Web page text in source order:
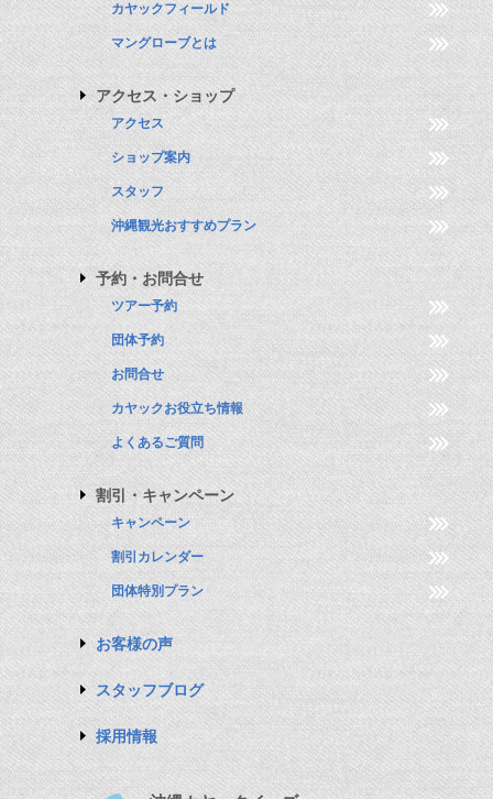
カヤックフィールド
マングローブとは
アクセス・ショップ
アクセス
ショップ案内
スタッフ
沖縄観光おすすめプラン
予約・お問合せ
ツアー予約
団体予約
お問合せ
カヤックお役立ち情報
よくあるご質問
割引・キャンペーン
キャンペーン
割引カレンダー
団体特別プラン
お客様の声
スタッフブログ
採用情報